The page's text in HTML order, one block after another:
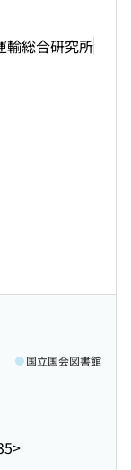
輸総合研究所
国立国会図書館